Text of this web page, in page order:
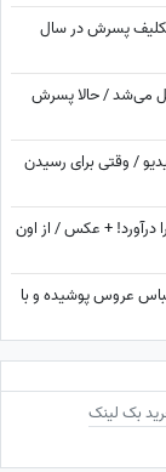
پسرش در سال
می‌شد / حالا پسرش
/ وقتی برای رسیدن
درآورد! + عکس / از اون
عروس پوشیده و با
بک لینک